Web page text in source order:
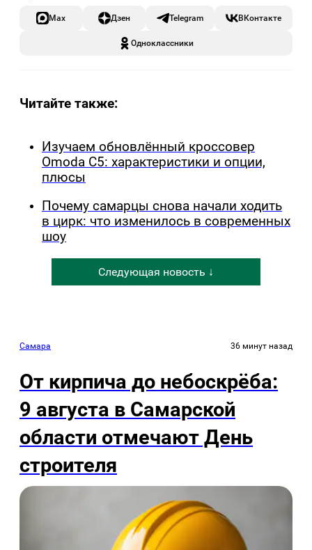
Max Дзен Telegram ВКонтакте
Одноклассники
Читайте также:
Изучаем обновлённый кроссовер
Omoda C5: характеристики и опции,
плюсы
Почему самарцы снова начали ходить
в цирк: что изменилось в современных
шоу
Следующая новость ↓
Самара 36 минут назад
От кирпича до небоскрёба:
9 августа в Самарской
области отмечают День
строителя